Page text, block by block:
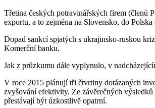
Třetina českých potravinářských firem (členů
exportu, a to zejména na Slovensko, do Polska
Dopad sankcí spjatých s ukrajinsko-ruskou
Komerční banku.
Jak z průzkumu dále vyplynulo, v
V roce 2015 plánují tři čtvrtiny dotázaných
zvyšování efektivity. Ze závěrečných
přestávají být úzkostlivě opatrní.